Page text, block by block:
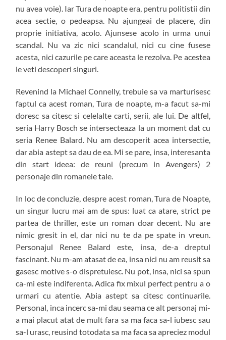
nu avea voie). Iar Tura de noapte era, pentru politistii din
acea sectie, o pedeapsa. Nu ajungeai de placere, din
proprie initiativa, acolo. Ajunsese acolo in urma unui
scandal. Nu va zic nici scandalul, nici cu cine fusese
acesta, nici cazurile pe care aceasta le rezolva. Pe acestea
le veti descoperi singuri.
Revenind la Michael Connelly, trebuie sa va marturisesc
faptul ca acest roman, Tura de noapte, m-a facut sa-mi
doresc sa citesc si celelalte carti, serii, ale lui. De altfel,
seria Harry Bosch se intersecteaza la un moment dat cu
seria Renee Balard. Nu am descoperit acea intersectie,
dar abia astept sa dau de ea. Mi se pare, insa, interesanta
din start ideea: de reuni (precum in Avengers) 2
personaje din romanele tale.
In loc de concluzie, despre acest roman, Tura de Noapte,
un singur lucru mai am de spus: luat ca atare, strict pe
partea de thriller, este un roman doar decent. Nu are
nimic gresit in el, dar nici nu te da pe spate in vreun.
Personajul Renee Balard este, insa, de-a dreptul
fascinant. Nu m-am atasat de ea, insa nici nu am reusit sa
gasesc motive s-o dispretuiesc. Nu pot, insa, nici sa spun
ca-mi este indiferenta. Adica fix mixul perfect pentru a o
urmari cu atentie. Abia astept sa citesc continuarile.
Personal, inca incerc sa-mi dau seama ce alt personaj mi-
a mai placut atat de mult fara sa ma faca sa-l iubesc sau
sa-l urasc, reusind totodata sa ma faca sa apreciez modul